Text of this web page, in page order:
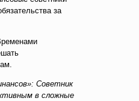
за
Советник
в сложные